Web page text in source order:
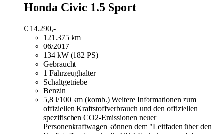
Honda Civic 1.5 Sport
€ 14.290,-
121.375 km
06/2017
134 kW (182 PS)
Gebraucht
1 Fahrzeughalter
Schaltgetriebe
Benzin
5,8 l/100 km (komb.) Weitere Informationen zum
offiziellen Kraftstoffverbrauch und den offiziellen
spezifischen CO2-Emissionen neuer
Personenkraftwagen können dem "Leitfaden über den